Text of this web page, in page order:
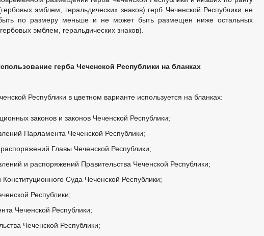
эмблем, геральдических знаков) герб Чеченской Республики не
по размеру меньше и не может быть размещен ниже остальных
эмблем, геральдических знаков).
герба Чеченской Республики на бланках
Республики в цветном варианте используется на бланках:
законов и законов Чеченской Республики;
Парламента Чеченской Республики;
Главы Чеченской Республики;
и распоряжений Правительства Чеченской Республики;
Суда Чеченской Республики;
Республики;
Чеченской Республики;
Чеченской Республики;